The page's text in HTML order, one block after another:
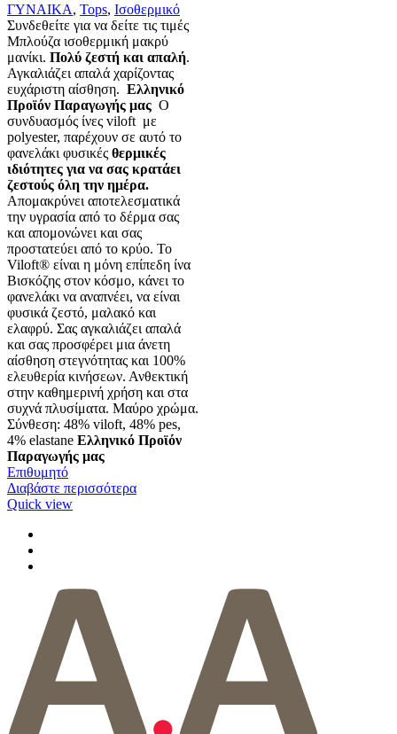
ΓΥΝΑΙΚΑ, Tops, Ισοθερμικό
Συνδεθείτε για να δείτε τις τιμές
Μπλούζα ισοθερμική μακρύ
μανίκι. Πολύ ζεστή και απαλή.
Αγκαλιάζει απαλά χαρίζοντας
ευχάριστη αίσθηση. Ελληνικό
Προϊόν Παραγωγής μας Ο
συνδυασμός ίνες viloft με
polyester, παρέχουν σε αυτό το
φανελάκι φυσικές θερμικές
ιδιότητες για να σας κρατάει
ζεστούς όλη την ημέρα.
Απομακρύνει αποτελεσματικά
την υγρασία από το δέρμα σας
και απομονώνει και σας
προστατεύει από το κρύο. Το
Viloft® είναι η μόνη επίπεδη ίνα
Βισκόζης στον κόσμο, κάνει το
φανελάκι να αναπνέει, να είναι
φυσικά ζεστό, μαλακό και
ελαφρύ. Σας αγκαλιάζει απαλά
και σας προσφέρει μια άνετη
αίσθηση στεγνότητας και 100%
ελευθερία κινήσεων. Ανθεκτική
στην καθημερινή χρήση και στα
συχνά πλυσίματα. Μαύρο χρώμα.
Σύνθεση: 48% viloft, 48% pes,
4% elastane Ελληνικό Προϊόν
Παραγωγής μας
Επιθυμητό
Διαβάστε περισσότερα
Quick view